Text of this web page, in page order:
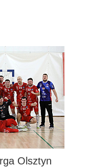
Olsztyn